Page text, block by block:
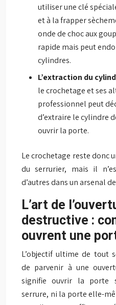
utiliser une clé
et à la frapper
onde de choc aux
rapide mais peut
cylindres.
L’extraction du
le crochetage et ses
professionnel peut
d’extraire le cylindre
ouvrir la porte.
Le crochetage reste donc
du serrurier, mais il
d’autres dans un arsenal
L’art de
destructive :
ouvrent une
L’objectif ultime de tout
de parvenir à une
signifie ouvrir la porte
serrure, ni la porte elle-